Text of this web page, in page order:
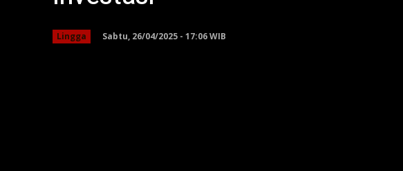
Lingga Sabtu, 26/04/2025 - 17:06 WIB